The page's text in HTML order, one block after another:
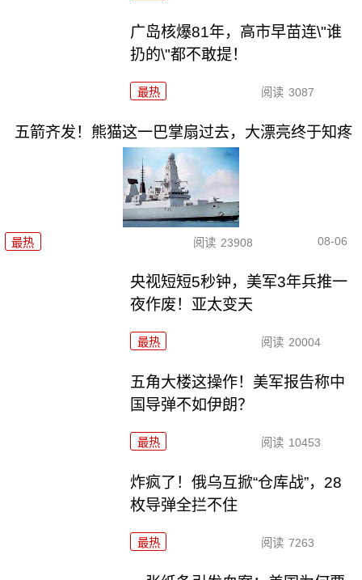
广岛核爆81年，高市早苗连\"谁
扔的\"都不敢提！
最热 阅读 3087
五箭齐发！熊猫这一巴掌扇过去，大漂亮终于知疼
最热 阅读 23908 08-06
央视短短5秒钟，美军3年兵推一
夜作废！亚太变天
最热 阅读 20004
五角大楼这操作！美军报告称中
国导弹不如伊朗？
最热 阅读 10453
炸疯了！俄乌互掀“仓库战”，28
枚导弹全拦不住
最热 阅读 7263